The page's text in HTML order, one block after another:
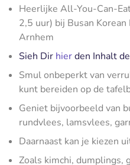
Heerlijke All-You-Can-
2,5 uur) bij Busan
Arnhem
Sieh Dir hierden Inhalt
Smul onbeperkt van
kunt bereiden op de
Geniet bijvoorbeeld van
rundvlees, lamsvlees,
Daarnaast kan je kiezen
Zoals kimchi, dumplings,